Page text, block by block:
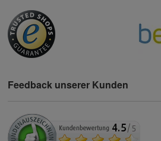
Feedback unserer Kunden